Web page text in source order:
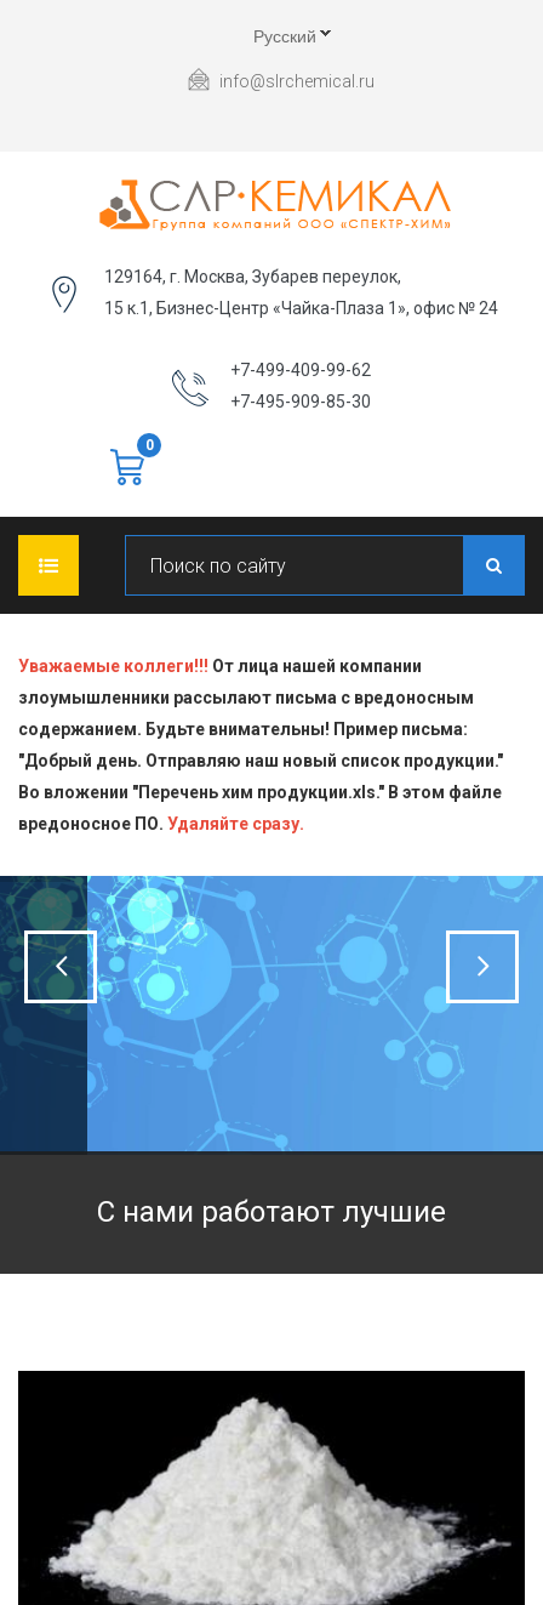
Русский
info@slrchemical.ru
129164, г. Москва, Зубарев переулок,
15 к.1, Бизнес-Центр «Чайка-Плаза 1», офис № 24
+7-499-409-99-62
+7-495-909-85-30
0
О КОМПАНИИ
ПРОДУКЦИЯ
Блескообразующие добавки
Индикаторы
Кислоты
Пищевая химия для производств
Стандарт-титры
Техническая химия
СТАТЬИ
ДОСТАВКА
СЕРТИФИКАТЫ
КОНТАКТЫ
Уважаемые коллеги!!! От лица нашей компании
злоумышленники рассылают письма с вредоносным
содержанием. Будьте внимательны! Пример письма:
"Добрый день. Отправляю наш новый список продукции."
Во вложении "Перечень хим продукции.xls." В этом файле
вредоносное ПО. Удаляйте сразу.
С нами работают лучшие